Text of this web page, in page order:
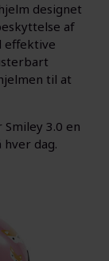
designet
af
effektive
til at
3.0 en
dag.